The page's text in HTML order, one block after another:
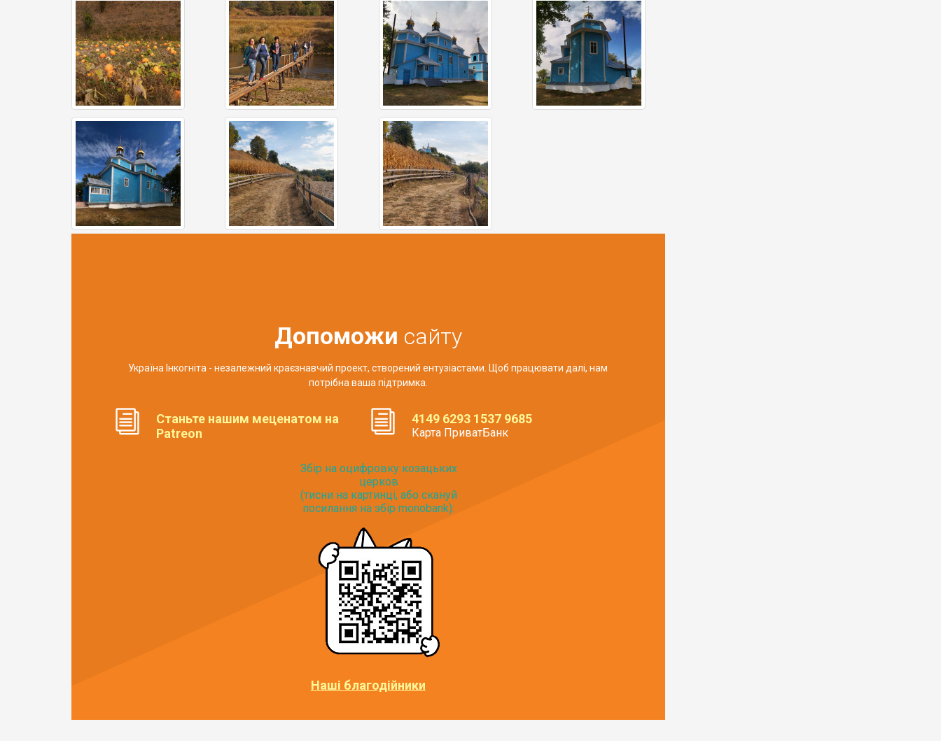
Допоможи сайту
Україна Інкогніта - незалежний краєзнавчий проект, створений ентузіастами. Щоб працювати далі, нам
потрібна ваша підтримка.
Станьте нашим меценатом на
Patreon
4149 6293 1537 9685
Карта ПриватБанк
Збір на оцифровку козацьких
церков
(тисни на картинці, або скануй
посилання на збір monobank):
Наші благодійники